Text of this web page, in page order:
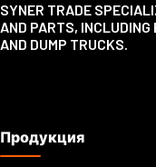
SYNER TRADE
AND PARTS,
AND DUMP TRUCKS.
Продукция